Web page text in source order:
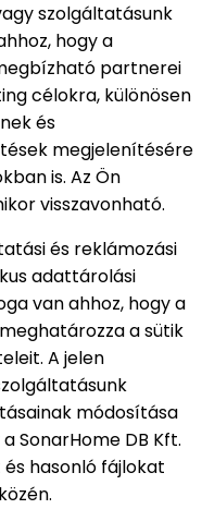
szolgáltatásunk
hogy a
partnerei
célokra, különösen
és
megjelenítésére
is. Az Ön
visszavonható.
és reklámozási
adattárolási
van ahhoz, hogy a
a sütik
A jelen
módosítása
SonarHome DB Kft.
hasonló fájlokat